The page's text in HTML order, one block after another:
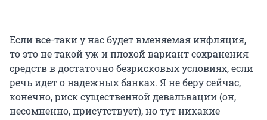
Если все-таки у нас будет вменяемая инфляция,
то это не такой уж и плохой вариант сохранения
средств в достаточно безрисковых условиях, если
речь идет о надежных банках. Я не беру сейчас,
конечно, риск существенной девальвации (он,
несомненно, присутствует), но тут никакие